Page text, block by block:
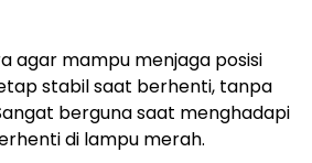
agar mampu menjaga posisi
stabil saat berhenti, tanpa
berguna saat menghadapi
di lampu merah.